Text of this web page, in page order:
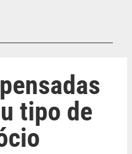
tipo de